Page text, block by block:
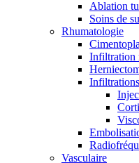
Ablation
Soins de
Rhumatologie
Infiltration
Vasculaire